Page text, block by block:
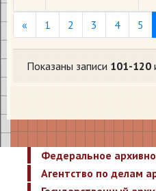
« Previous
1 2 3 4 5
Показаны записи 101-120
Федеральное
Агентство по делам